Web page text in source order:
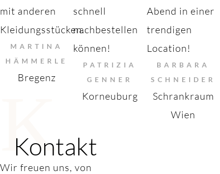
mit anderen
Kleidungsstücken.
MARTINA
HÄMMERLE
Bregenz
schnell
nachbestellen
können!
PATRIZIA
GENNER
Korneuburg
Abend in einer
trendigen
Location!
BARBARA
SCHNEIDER
Schrankraum
Wien
K
Kontakt
Wir freuen uns, von